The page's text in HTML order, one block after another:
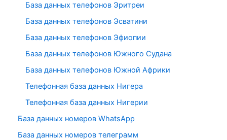
База данных телефонов Эритреи
База данных телефонов Эсватини
База данных телефонов Эфиопии
База данных телефонов Южного Судана
База данных телефонов Южной Африки
Телефонная база данных Нигера
Телефонная база данных Нигерии
База данных номеров WhatsApp
База данных номеров телеграмм